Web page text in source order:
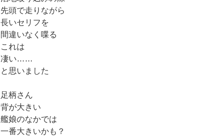
先頭で走りながら
長いセリフを
間違いなく喋る
これは
凄い……
と思いました
足柄さん
背が大きい
艦娘のなかでは
一番大きいかも？